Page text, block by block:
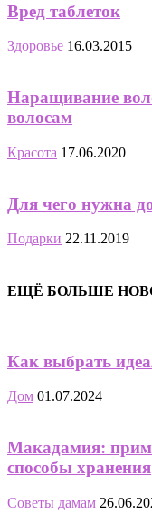
Вред таблеток
Здоровье 16.03.2015
Наращивание
волосам
Красота 17.06.2020
Для чего нужна
Подарки 22.11.2019
ЕЩЁ БОЛЬШЕ
Как выбрать
Дом 01.07.2024
Макадамия:
способы хранения
Советы дамам